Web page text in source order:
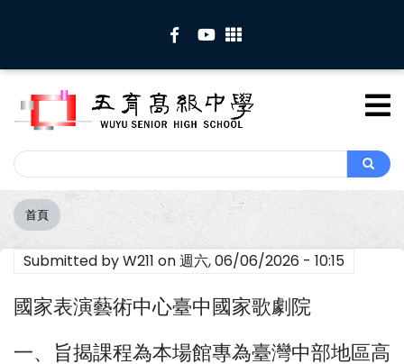
內
Search
Search
導
航
連
首頁
Submitted byW211 on週六, 06/06/2026 - 10:15
國家表演藝術中心臺中國家歌劇院
一、旨揭課程為本場館專為臺灣中部地區高